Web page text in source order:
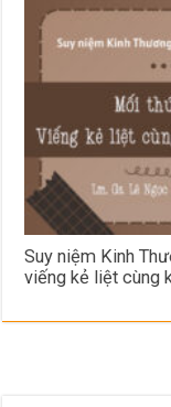
Suy niệm Kinh
viếng kẻ liệt cùng